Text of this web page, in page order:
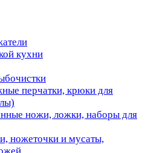
кухни
перчатки, крюки для
ножи, ложки, наборы для
ножеточки и мусаты,